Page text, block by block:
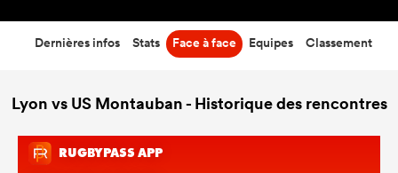
Dernières infos Stats Face à face Equipes Classement
Lyon vs US Montauban - Historique des rencontres